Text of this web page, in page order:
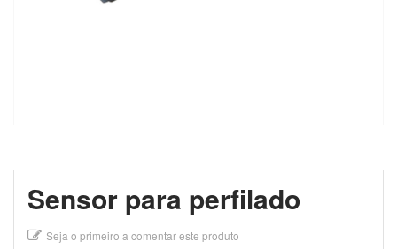
Sensor para perfilado
Seja o primeiro a comentar este produto